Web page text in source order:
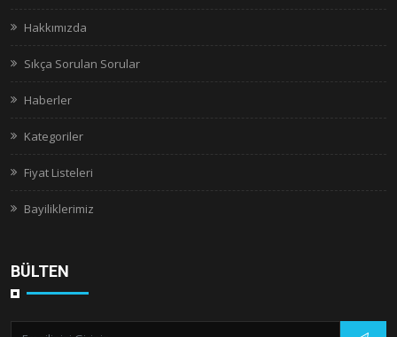
Hakkımızda
Sıkça Sorulan Sorular
Haberler
Kategoriler
Fiyat Listeleri
Bayiliklerimiz
BÜLTEN